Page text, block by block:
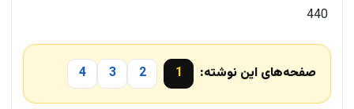
440
صفحه‌های این نوشته: 1
2
3
4